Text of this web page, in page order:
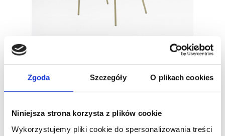
Zgoda Szczegóły O plikach cookies
Niniejsza strona korzysta z plików cookie
Wykorzystujemy pliki cookie do spersonalizowania treści